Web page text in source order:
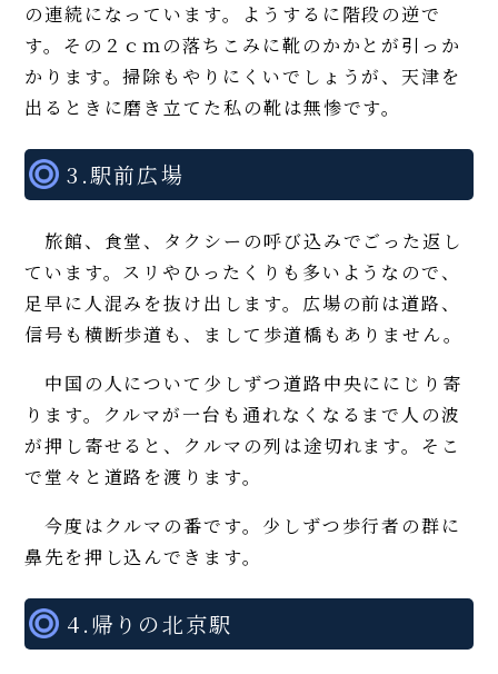
の連続になっています。ようするに階段の逆で
す。その２ｃｍの落ちこみに靴のかかとが引っか
かります。掃除もやりにくいでしょうが、天津を
出るときに磨き立てた私の靴は無惨です。
3.駅前広場
旅館、食堂、タクシーの呼び込みでごった返し
ています。スリやひったくりも多いようなので、
足早に人混みを抜け出します。広場の前は道路、
信号も横断歩道も、まして歩道橋もありません。
中国の人について少しずつ道路中央ににじり寄
ります。クルマが一台も通れなくなるまで人の波
が押し寄せると、クルマの列は途切れます。そこ
で堂々と道路を渡ります。
今度はクルマの番です。少しずつ歩行者の群に
鼻先を押し込んできます。
4.帰りの北京駅